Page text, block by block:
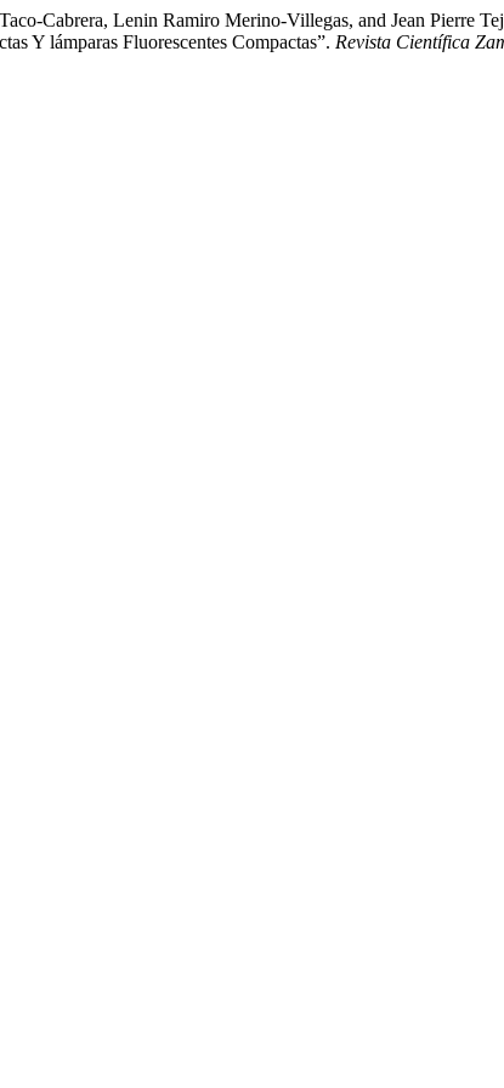
Cabrera, Lenin Ramiro Merino-Villegas, and Jean Pierre
Y lámparas Fluorescentes Compactas”. Revista Científica